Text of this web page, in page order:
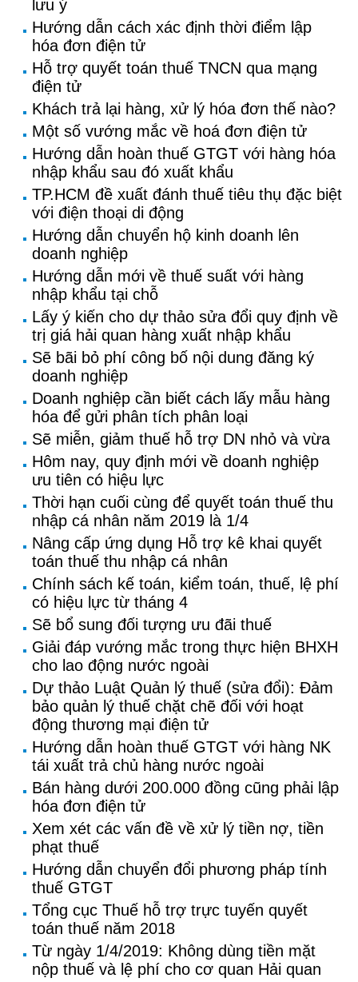
lưu ý
Hướng dẫn cách xác định thời điểm lập
hóa đơn điện tử
Hỗ trợ quyết toán thuế TNCN qua mạng
điện tử
Khách trả lại hàng, xử lý hóa đơn thế nào?
Một số vướng mắc về hoá đơn điện tử
Hướng dẫn hoàn thuế GTGT với hàng hóa
nhập khẩu sau đó xuất khẩu
TP.HCM đề xuất đánh thuế tiêu thụ đặc biệt
với điện thoại di động
Hướng dẫn chuyển hộ kinh doanh lên
doanh nghiệp
Hướng dẫn mới về thuế suất với hàng
nhập khẩu tại chỗ
Lấy ý kiến cho dự thảo sửa đổi quy định về
trị giá hải quan hàng xuất nhập khẩu
Sẽ bãi bỏ phí công bố nội dung đăng ký
doanh nghiệp
Doanh nghiệp cần biết cách lấy mẫu hàng
hóa để gửi phân tích phân loại
Sẽ miễn, giảm thuế hỗ trợ DN nhỏ và vừa
Hôm nay, quy định mới về doanh nghiệp
ưu tiên có hiệu lực
Thời hạn cuối cùng để quyết toán thuế thu
nhập cá nhân năm 2019 là 1/4
Nâng cấp ứng dụng Hỗ trợ kê khai quyết
toán thuế thu nhập cá nhân
Chính sách kế toán, kiểm toán, thuế, lệ phí
có hiệu lực từ tháng 4
Sẽ bổ sung đối tượng ưu đãi thuế
Giải đáp vướng mắc trong thực hiện BHXH
cho lao động nước ngoài
Dự thảo Luật Quản lý thuế (sửa đổi): Đảm
bảo quản lý thuế chặt chẽ đối với hoạt
động thương mại điện tử
Hướng dẫn hoàn thuế GTGT với hàng NK
tái xuất trả chủ hàng nước ngoài
Bán hàng dưới 200.000 đồng cũng phải lập
hóa đơn điện tử
Xem xét các vấn đề về xử lý tiền nợ, tiền
phạt thuế
Hướng dẫn chuyển đổi phương pháp tính
thuế GTGT
Tổng cục Thuế hỗ trợ trực tuyến quyết
toán thuế năm 2018
Từ ngày 1/4/2019: Không dùng tiền mặt
nộp thuế và lệ phí cho cơ quan Hải quan